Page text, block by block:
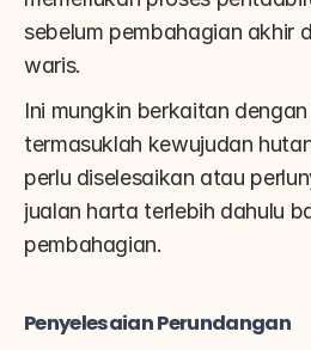
sebelum pembahagian akhir
waris.
Ini mungkin berkaitan
termasuklah kewujudan
perlu diselesaikan atau
jualan harta terlebih dahulu
pembahagian.
Penyelesaian Perundangan